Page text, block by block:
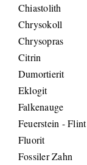
Chiastolith
Chrysokoll
Chrysopras
Citrin
Dumortierit
Eklogit
Falkenauge
Feuerstein - Flint
Fluorit
Fossiler Zahn